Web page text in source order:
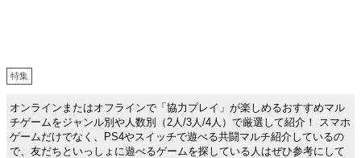
特集
オンラインまたはオフラインで「協力プレイ」が楽しめるおすすめマル
チゲームをジャンル別や人数別（2人/3人/4人）で厳選して紹介！ スマホ
ゲームだけでなく、PS4やスイッチで遊べる共闘マルチ紹介しているの
で、友だちといっしょに遊べるゲームを探している人はぜひ参考にして